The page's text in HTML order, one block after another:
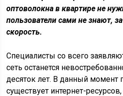
оптоволокна в квартире не
пользователи сами не знают,
скорость.
Специалисты со всего
сеть останется
десяток лет. В данный момент
существует интернет-